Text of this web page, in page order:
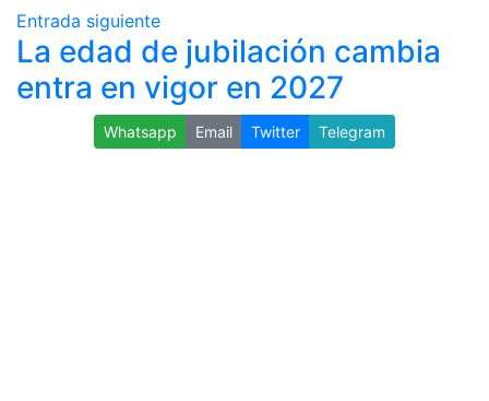
Entrada siguiente
La edad de jubilación cambia
entra en vigor en 2027
Whatsapp Email Twitter Telegram